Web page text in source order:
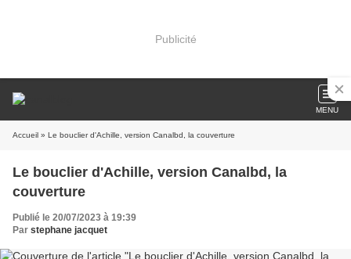
Publicité
MENU
Accueil » Le bouclier d'Achille, version Canalbd, la couverture
Le bouclier d'Achille, version Canalbd, la
couverture
Publié le 20/07/2023 à 19:39
Par stephane jacquet